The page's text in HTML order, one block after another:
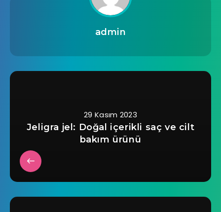
admin
29 Kasım 2023
Jeligra jel: Doğal içerikli saç ve cilt
bakım ürünü